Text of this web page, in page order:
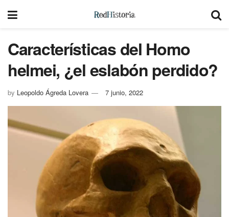
Características del Homo
helmei, ¿el eslabón perdido?
by Leopoldo Ágreda Lovera 7 junio, 2022